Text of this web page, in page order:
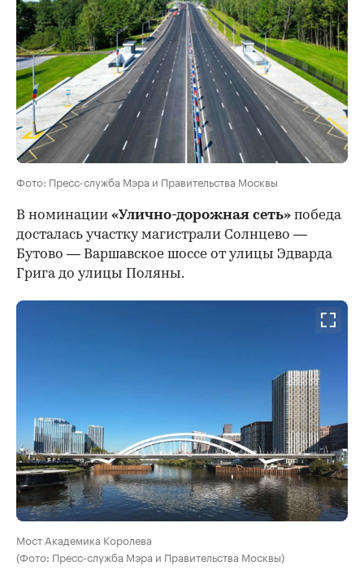
Фото: Пресс-служба Мэра и Правительства Москвы
В номинации «Улично-дорожная сеть» победа
досталась участку магистрали Солнцево —
Бутово — Варшавское шоссе от улицы Эдварда
Грига до улицы Поляны.
Мост Академика Королева
(Фото: Пресс-служба Мэра и Правительства Москвы)